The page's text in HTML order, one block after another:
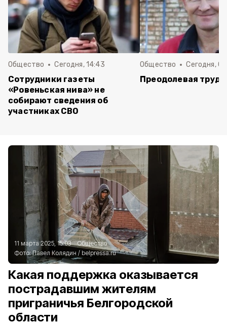
Общество Сегодня, 14:43
Сотрудники газеты
«Ровеньская нива» не
собирают сведения об
участниках СВО
Общество Сегодня,
Преодолевая
11 марта 2025, 15:03
Общество
Фото:Павел Колядин / belpressa.ru
Какая поддержка оказывается
пострадавшим жителям
приграничья Белгородской
области